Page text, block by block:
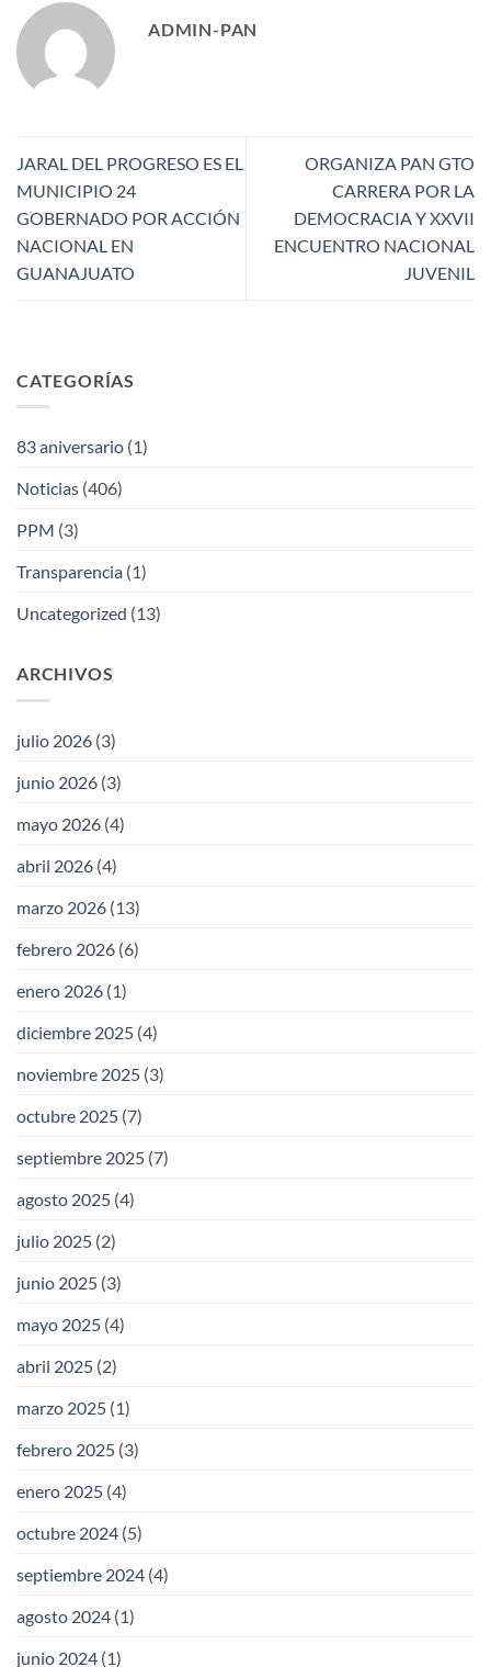
ADMIN-PAN
JARAL DEL PROGRESO ES EL
MUNICIPIO 24
GOBERNADO POR ACCIÓN
NACIONAL EN
GUANAJUATO
ORGANIZA PAN GTO
CARRERA POR LA
DEMOCRACIA Y XXVII
ENCUENTRO NACIONAL
JUVENIL
CATEGORÍAS
83 aniversario (1)
Noticias (406)
PPM (3)
Transparencia (1)
Uncategorized (13)
ARCHIVOS
julio 2026 (3)
junio 2026 (3)
mayo 2026 (4)
abril 2026 (4)
marzo 2026 (13)
febrero 2026 (6)
enero 2026 (1)
diciembre 2025 (4)
noviembre 2025 (3)
octubre 2025 (7)
septiembre 2025 (7)
agosto 2025 (4)
julio 2025 (2)
junio 2025 (3)
mayo 2025 (4)
abril 2025 (2)
marzo 2025 (1)
febrero 2025 (3)
enero 2025 (4)
octubre 2024 (5)
septiembre 2024 (4)
agosto 2024 (1)
junio 2024 (1)